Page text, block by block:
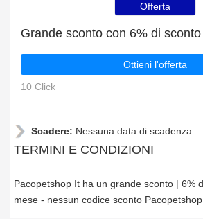
Offerta
Ottieni l'offerta
10 Click
Scadere: Nessuna data di scadenza
TERMINI E CONDIZIONI
Pacopetshop It ha un grande sconto | 6%
mese - nessun codice sconto